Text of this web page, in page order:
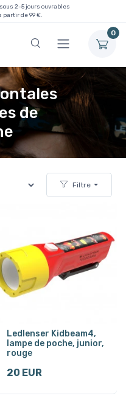
2-5 jours ouvrables
de 99 €.
0
de
Filtre
Ledlenser Kidbeam4,
lampe de poche, junior,
rouge
20 EUR